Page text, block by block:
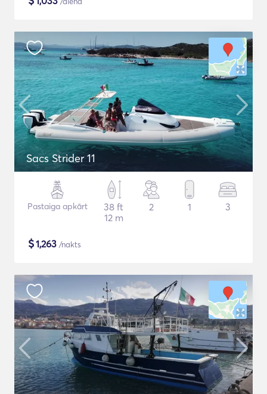
Sacs Strider 11
Pastaiga apkārt
38 ft
12 m
2 1 3
$1,263 /nakts